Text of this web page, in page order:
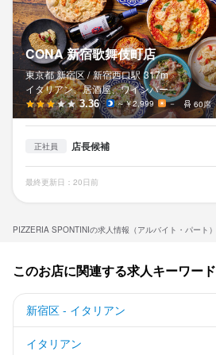
PIZZERIA SPONTINIの求人情報（アルバイト・パート）
CONA 新宿歌舞伎町店
東京都 新宿区 / 新宿西口駅 317m
イタリアン、居酒屋、ワインバー
3.36 ～￥2,999 － 60席
正社員 店長候補
最終更新日：20日前
このお店に関連する求人キーワード
新宿区 - イタリアン
イタリアン